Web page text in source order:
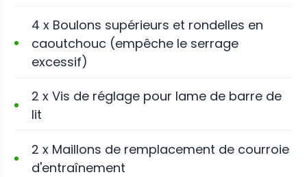
4 x Boulons supérieurs et rondelles en
caoutchouc (empêche le serrage
excessif)
2 x Vis de réglage pour lame de barre de
lit
2 x Maillons de remplacement de courroie
d'entraînement